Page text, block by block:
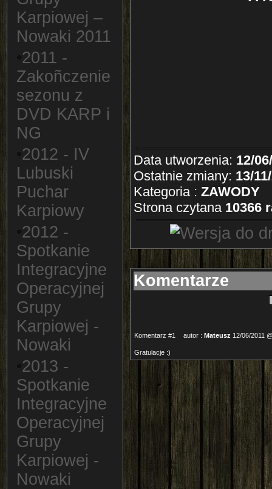
Karpiowej –
Nowaki 2011
2011 -
Zakoñczenie
sezonu z
DVD KARP i
NG
2012 - IV
Lubuski
Puchar
Karpiowy
2012 -
Spotkanie
Integracyjne
Operacyjnej
Grupy
Karpiowej -
Nowaki
2013 -
Spotkanie
Integracyjne
Operacyjnej
Grupy
Karpiowej -
Nowaki
Data utworzenia: 12/
Ostatnie zmiany: 13/
Kategoria : ZAWODY
Strona czytana 10366
Komentarze
Komentarz #1 autor : Mateusz 12/06/2011
Gratulacje :)